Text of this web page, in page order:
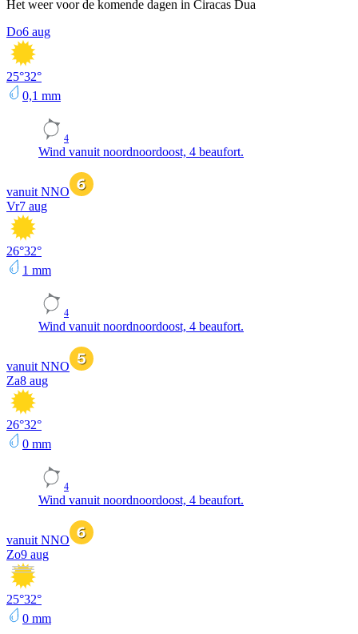
Het weer voor de komende dagen in Ciracas Dua
Do6 aug
25°32°
0,1 mm
4
Wind vanuit noordnoordoost, 4 beaufort.
vanuit NNO
Vr7 aug
26°32°
1 mm
4
Wind vanuit noordnoordoost, 4 beaufort.
vanuit NNO
Za8 aug
26°32°
0 mm
4
Wind vanuit noordnoordoost, 4 beaufort.
vanuit NNO
Zo9 aug
25°32°
0 mm